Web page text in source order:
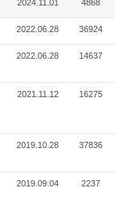
2024.11.01 4868
2022.06.28 36924
2022.06.28 14637
2021.11.12 16275
2019.10.28 37836
2019.09.04 2237